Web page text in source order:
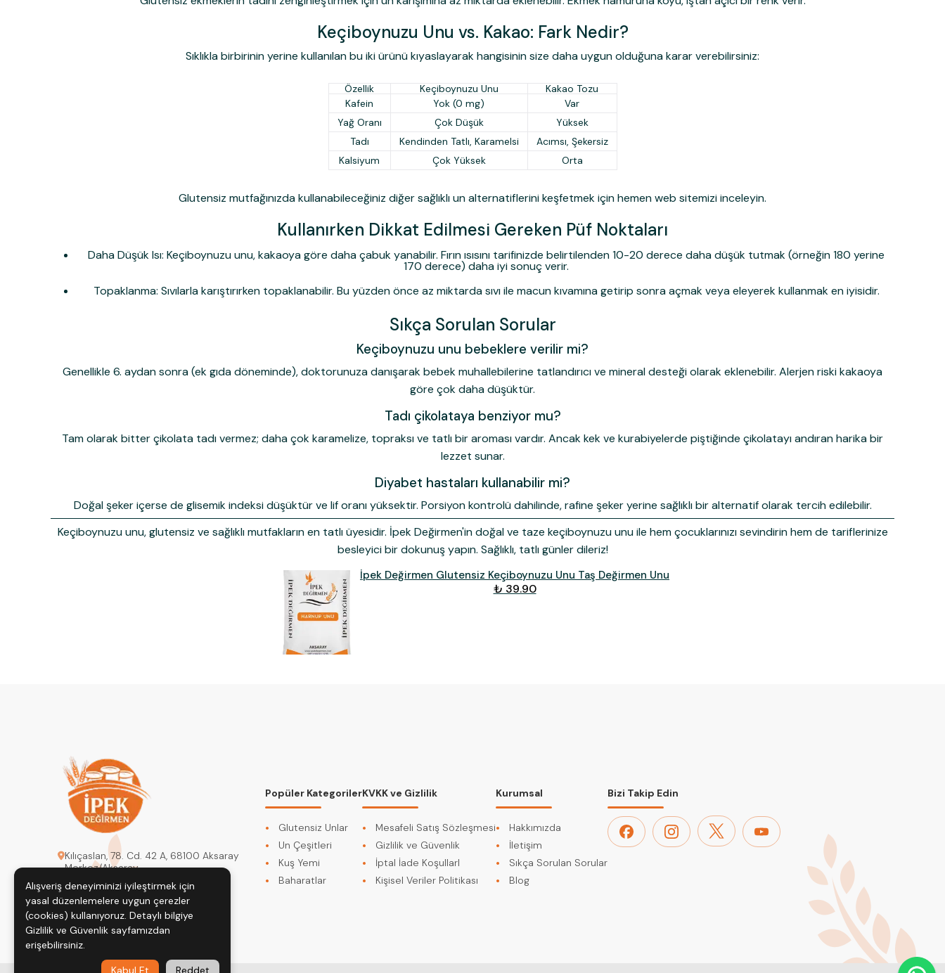
Keçiboynuzu Unu vs. Kakao: Fark Nedir?
Sıklıkla birbirinin yerine kullanılan bu iki ürünü kıyaslayarak hangisinin size daha uygun olduğuna karar verebilirsiniz:
Özellik Keçiboynuzu Unu
Kakao Tozu
Kafein
Yok (0 mg)
Var
Yağ Oranı
Çok Düşük
Yüksek
Tadı
Kendinden Tatlı, Karamelsi
Acımsı, Şekersiz
Kalsiyum
Çok Yüksek Orta
Glutensiz mutfağınızda kullanabileceğiniz diğer sağlıklı un alternatiflerini keşfetmek için hemen web sitemizi inceleyin.
Kullanırken Dikkat Edilmesi Gereken Püf Noktaları
Daha Düşük Isı: Keçiboynuzu unu, kakaoya göre daha çabuk yanabilir. Fırın ısısını tarifinizde belirtilenden 10-20 derece daha düşük tutmak (örneğin 180 yerine
170 derece) daha iyi sonuç verir.
Topaklanma: Sıvılarla karıştırırken topaklanabilir. Bu yüzden önce az miktarda sıvı ile macun kıvamına getirip sonra açmak veya eleyerek kullanmak en iyisidir.
Sıkça Sorulan Sorular
Keçiboynuzu unu bebeklere verilir mi?
Genellikle 6. aydan sonra (ek gıda döneminde), doktorunuza danışarak bebek muhallebilerine tatlandırıcı ve mineral desteği olarak eklenebilir. Alerjen riski kakaoya
göre çok daha düşüktür.
Tadı çikolataya benziyor mu?
Tam olarak bitter çikolata tadı vermez; daha çok karamelize, topraksı ve tatlı bir aroması vardır. Ancak kek ve kurabiyelerde piştiğinde çikolatayı andıran harika bir
lezzet sunar.
Diyabet hastaları kullanabilir mi?
Doğal şeker içerse de glisemik indeksi düşüktür ve lif oranı yüksektir. Porsiyon kontrolü dahilinde, rafine şeker yerine sağlıklı bir alternatif olarak tercih edilebilir.
Keçiboynuzu unu, glutensiz ve sağlıklı mutfakların en tatlı üyesidir. İpek Değirmen'in doğal ve taze keçiboynuzu unu ile hem çocuklarınızı sevindirin hem de tariflerinize
besleyici bir dokunuş yapın. Sağlıklı, tatlı günler dileriz!
İpek Değirmen Glutensiz Keçiboynuzu Unu Taş Değirmen Unu
₺ 39.90
Kılıçaslan, 78. Cd. 42 A, 68100 Aksaray
Merkez/Aksaray
degirmenipek@gmail.com
0542 617 72 95
Popüler Kategoriler
Glutensiz Unlar
Un Çeşitleri
Kuş Yemi
Baharatlar
KVKK ve Gizlilik
Mesafeli Satış Sözleşmesi
Gizlilik ve Güvenlik
İptal İade KoşullarI
Kişisel Veriler Politikası
Kurumsal
Hakkımızda
İletişim
Sıkça Sorulan Sorular
Blog
Bizi Takip Edin
Alışveriş deneyiminizi iyileştirmek için
yasal düzenlemelere uygun çerezler
(cookies) kullanıyoruz. Detaylı bilgiye
Gizlilik ve Güvenlik sayfamızdan
erişebilirsiniz.
Kabul Et
Reddet